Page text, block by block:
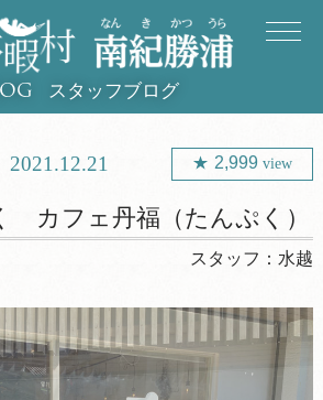
スタッフブログ
2021.12.21 2,999view
カフェ丹福（たんぷく）
スタッフ： 水越